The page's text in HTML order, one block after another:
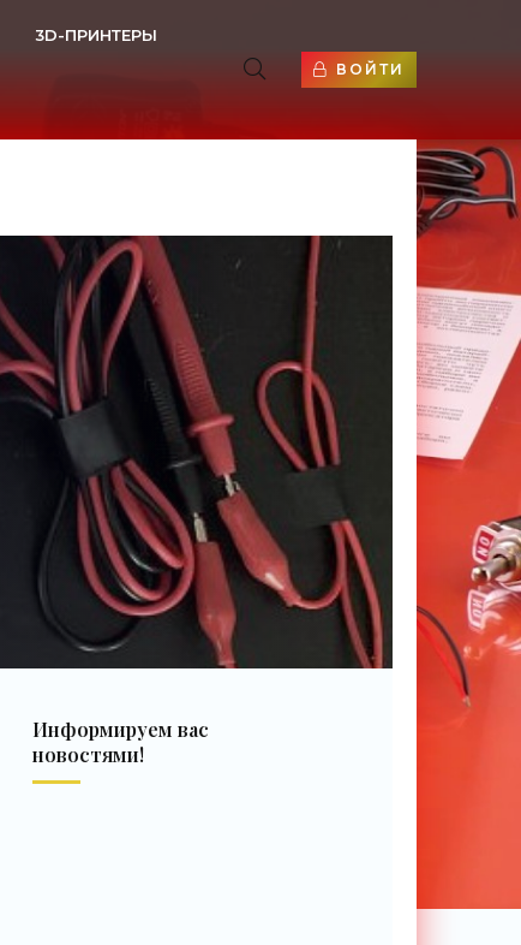
3D-ПРИНТЕРЫ
ВОЙТИ
Информируем вас
новостями!